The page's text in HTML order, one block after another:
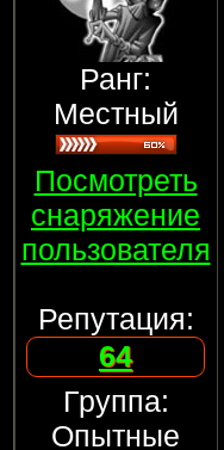
Ранг:
Местный
Посмотреть
снаряжение
пользователя
Репутация:
64
Группа:
Опытные